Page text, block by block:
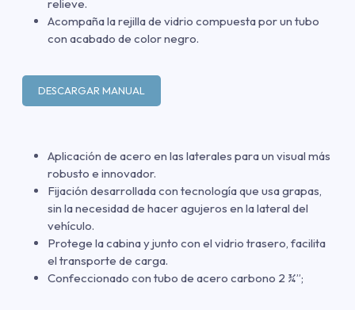
relieve.
Acompaña la rejilla de vidrio compuesta por un tubo
con acabado de color negro.
DESCARGAR MANUAL
Aplicación de acero en las laterales para un visual más
robusto e innovador.
Fijación desarrollada con tecnología que usa grapas,
sin la necesidad de hacer agujeros en la lateral del
vehículo.
Protege la cabina y junto con el vidrio trasero, facilita
el transporte de carga.
Confeccionado con tubo de acero carbono 2 ¾”;